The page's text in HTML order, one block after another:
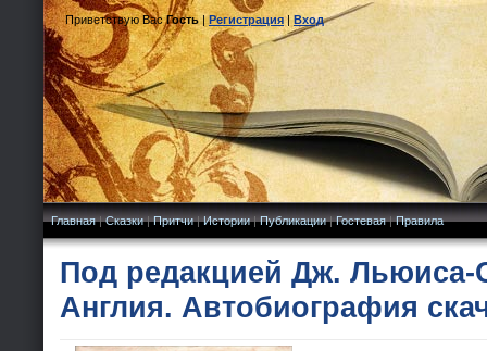
Приветствую Вас Гость|Регистрация|Вход
Главная|Сказки|Притчи|Истории|Публикации|Гостевая|Правила
Под редакцией Дж. Льюиса-
Англия. Автобиография